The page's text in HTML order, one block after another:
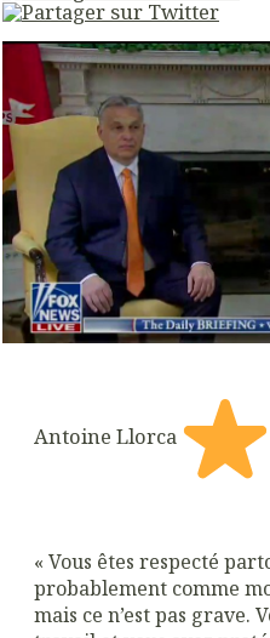
Antoine Llorca
« Vous êtes respecté
probablement comme
mais ce n’est pas grave.